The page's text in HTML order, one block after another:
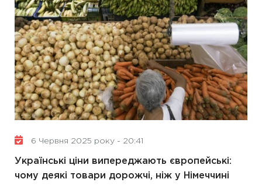
6 Червня 2025 року - 20:41
Українські ціни випереджають європейські:
чому деякі товари дорожчі, ніж у Німеччині